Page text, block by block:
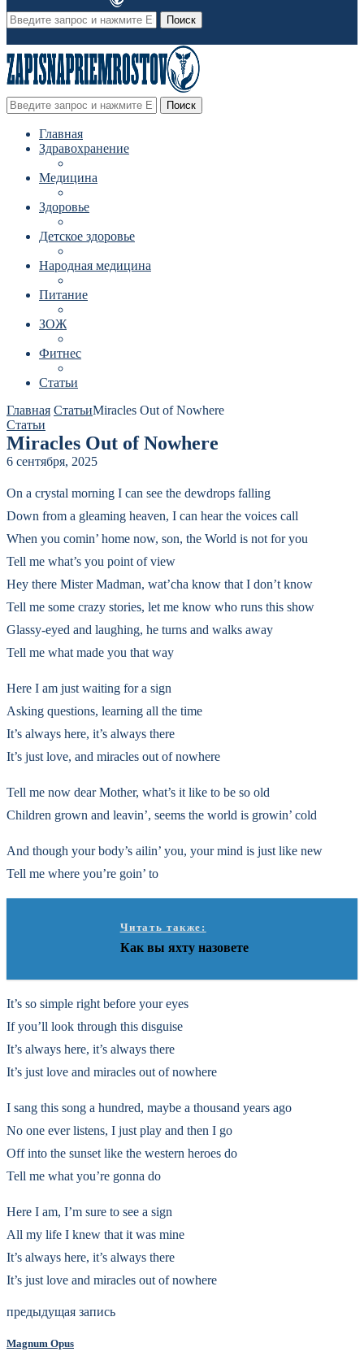
Поиск
Поиск
Главная
Здравохранение
Медицина
Здоровье
Детское здоровье
Народная медицина
Питание
ЗОЖ
Фитнес
Статьи
Главная СтатьиMiracles Out of Nowhere
Статьи
Miracles Out of Nowhere
6 сентября, 2025
On a crystal morning I can see the dewdrops falling
Down from a gleaming heaven, I can hear the voices call
When you comin’ home now, son, the World is not for you
Tell me what’s you point of view
Hey there Mister Madman, wat’cha know that I don’t know
Tell me some crazy stories, let me know who runs this show
Glassy-eyed and laughing, he turns and walks away
Tell me what made you that way
Here I am just waiting for a sign
Asking questions, learning all the time
It’s always here, it’s always there
It’s just love, and miracles out of nowhere
Tell me now dear Mother, what’s it like to be so old
Children grown and leavin’, seems the world is growin’ cold
And though your body’s ailin’ you, your mind is just like new
Tell me where you’re goin’ to
Читать также:
Как вы яхту назовете
It’s so simple right before your eyes
If you’ll look through this disguise
It’s always here, it’s always there
It’s just love and miracles out of nowhere
I sang this song a hundred, maybe a thousand years ago
No one ever listens, I just play and then I go
Off into the sunset like the western heroes do
Tell me what you’re gonna do
Here I am, I’m sure to see a sign
All my life I knew that it was mine
It’s always here, it’s always there
It’s just love and miracles out of nowhere
предыдущая запись
Magnum Opus